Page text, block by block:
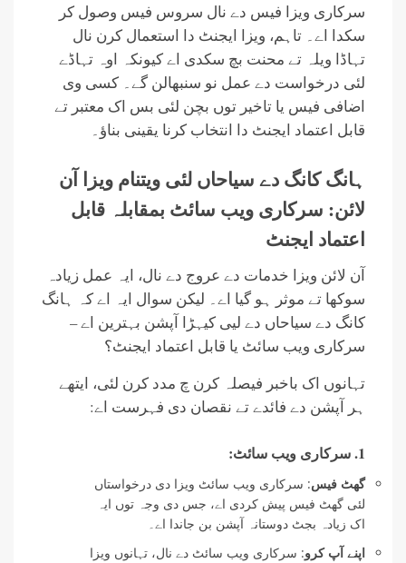
سرکاری ویزا فیس دے نال سروس فیس وصول کر
سکدا اے۔ تاہم، ویزا ایجنٹ دا استعمال کرن نال
تہاڈا ویلہ تے محنت بچ سکدی اے کیونکہ اوہ تہاڈے
لئی درخواست دے عمل نو سنبھالن گے۔ کسی وی
اضافی فیس یا تاخیر توں بچن لئی بس اک معتبر تے
قابل اعتماد ایجنٹ دا انتخاب کرنا یقینی بناؤ۔
ہانگ کانگ دے سیاحاں لئی ویتنام ویزا آن
لائن: سرکاری ویب سائٹ بمقابلہ قابل
اعتماد ایجنٹ
آن لائن ویزا خدمات دے عروج دے نال، ایہ عمل زیادہ
سوکھا تے موثر ہو گیا اے۔ لیکن سوال ایہ اے کہ ہانگ
کانگ دے سیاحاں دے لیی کیہڑا آپشن بہترین اے –
سرکاری ویب سائٹ یا قابل اعتماد ایجنٹ؟
تہانوں اک باخبر فیصلہ کرن چ مدد کرن لئی، ایتھے
ہر آپشن دے فائدے تے نقصان دی فہرست اے:
1. سرکاری ویب سائٹ:
گھٹ فیس: سرکاری ویب سائٹ ویزا دی درخواستاں
لئی گھٹ فیس پیش کردی اے، جس دی وجہ توں ایہ
اک زیادہ بجٹ دوستانہ آپشن بن جاندا اے۔
اپنے آپ کرو: سرکاری ویب سائٹ دے نال، تہانوں ویزا